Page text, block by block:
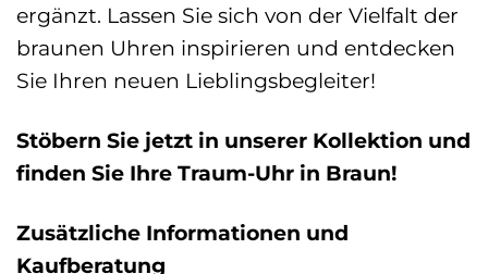
ergänzt. Lassen Sie sich von der Vielfalt der
braunen Uhren inspirieren und entdecken
Sie Ihren neuen Lieblingsbegleiter!
Stöbern Sie jetzt in unserer Kollektion und
finden Sie Ihre Traum-Uhr in Braun!
Zusätzliche Informationen und
Kaufberatung